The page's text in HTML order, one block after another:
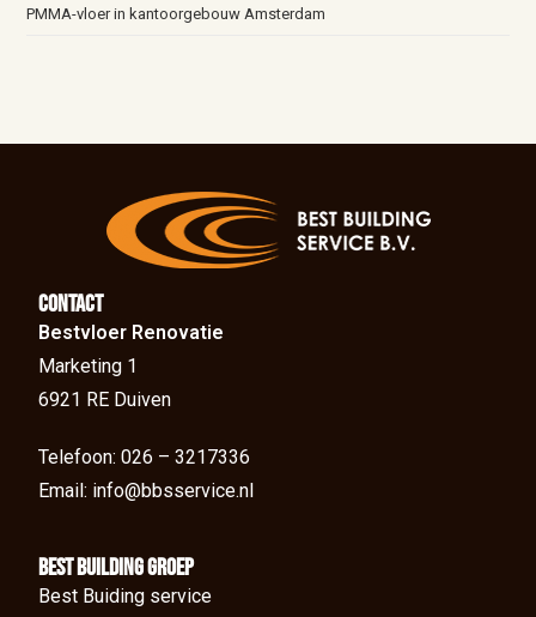
PMMA-vloer in kantoorgebouw Amsterdam
Contact
Bestvloer Renovatie
Marketing 1
6921 RE Duiven
Telefoon: 026 – 3217336
Email: info@bbsservice.nl
BEst Building groep
Best Buiding service